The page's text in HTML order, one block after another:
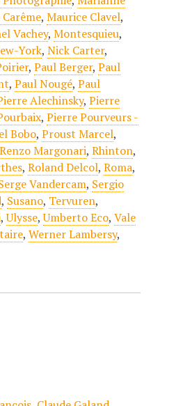
,Maurice Clavel,
Vachey,Montesquieu,
York,Nick Carter,
,Paul Berger,Paul
,Paul Nougé,Paul
Alechinsky,Pierre
,Pierre Pourveurs -
Bobo,Proust Marcel,
Renzo Margonari,Rhinton,
,Roland Delcol,Roma,
Vandercam, Sergio
, Susano, Tervuren,
,Ulysse,Umberto Eco,Vale
,Werner Lambersy,